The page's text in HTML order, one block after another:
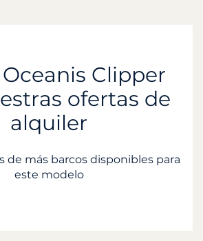
Clipper
ofertas de
alquiler
de más barcos disponibles para
este modelo